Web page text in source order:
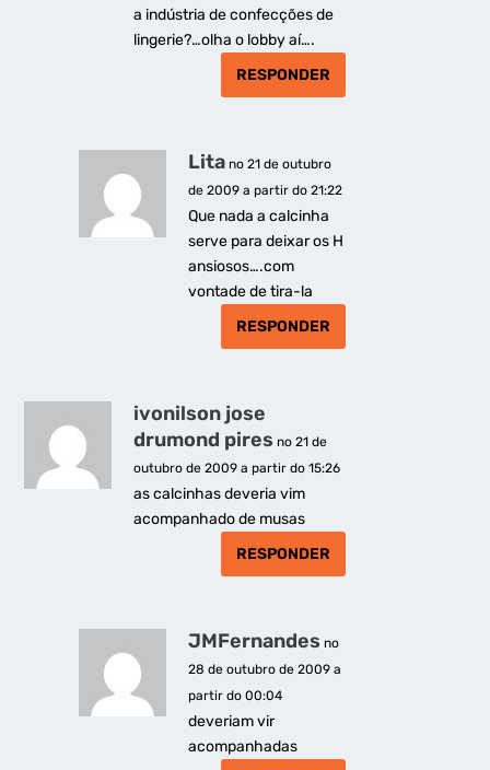
a indústria de confecções de
lingerie?…olha o lobby aí….
RESPONDER
Lita no 21 de outubro
de 2009 a partir do 21:22
Que nada a calcinha
serve para deixar os H
ansiosos….com
vontade de tira-la
RESPONDER
ivonilson jose
drumond pires no 21 de
outubro de 2009 a partir do 15:26
as calcinhas deveria vim
acompanhado de musas
RESPONDER
JMFernandes no
28 de outubro de 2009 a
partir do 00:04
deveriam vir
acompanhadas